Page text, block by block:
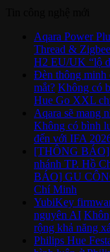
Aqara Power
Thread & Zigbee
H2 EU/UK “lộ
Đèn thông minh
mắt? Không có
Hue Go XXL
Aqara sẽ mang
Không có bình
đến với IFA
[THÔNG BÁO]
nhánh TP. Hồ
BÁO] GU
Chí Minh
YubiKey
nguyên AI
rộng khả năng
Philips Hue